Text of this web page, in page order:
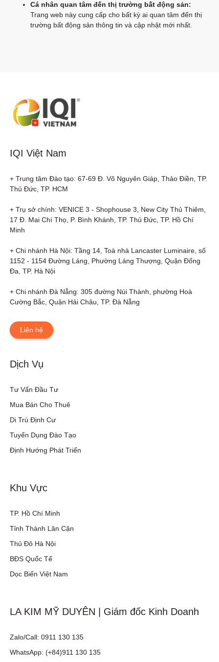
Cá nhân quan tâm đến thị trường bất động sản:
Trang web này cung cấp cho bất kỳ ai quan tâm đến thị
trường bất động sản thông tin và cập nhật mới nhất.
IQI Việt Nam
+ Trung tâm Đào tạo: 67-69 Đ. Võ Nguyên Giáp, Thảo Điền, TP.
Thủ Đức, TP. HCM
+ Trụ sở chính: VENICE 3 - Shophouse 3, New City Thủ Thiêm,
17 Đ. Mai Chí Thọ, P. Bình Khánh, TP. Thủ Đức, TP. Hồ Chí
Minh
+ Chi nhánh Hà Nội: Tầng 14, Toà nhà Lancaster Luminaire, số
1152 - 1154 Đường Láng, Phường Láng Thượng, Quận Đống
Đa, TP. Hà Nội
+ Chi nhánh Đà Nẵng: 305 đường Núi Thành, phường Hoà
Cường Bắc, Quận Hải Châu, TP. Đà Nẵng
Liên hệ
Dịch Vụ
Tư Vấn Đầu Tư
Mua Bán Cho Thuê
Di Trú Định Cư
Tuyển Dụng Đào Tạo
Định Hướng Phát Triển
Khu Vực
TP. Hồ Chí Minh
Tỉnh Thành Lân Cận
Thủ Đô Hà Nội
BĐS Quốc Tế
Dọc Biển Việt Nam
LA KIM MỸ DUYÊN | Giám đốc Kinh Doanh
Zalo/Call: 0911 130 135
WhatsApp: (+84)911 130 135